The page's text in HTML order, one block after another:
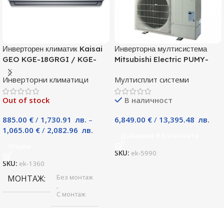
Инверторен климатик Kaisai
GEO KGE-18GRGI / KGE-
18GRGO, 18000 BTU, Клас
A++
Инверторни климатици
Out of stock
885.00 € / 1,730.91 лв. –
1,065.00 € / 2,082.96 лв.
SKU: ek-1360
МОНТАЖ
Без монтаж
,
С монтаж
Инверторна мултисистема
Mitsubishi Electric PUMY-
Мултисплит системи
В наличност
6,849.00 € / 13,395.48 лв.
SKU: ek-5990